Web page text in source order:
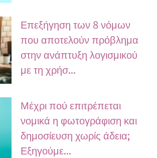
Επεξήγηση των 8 νόμων
που αποτελούν πρόβλημα
στην ανάπτυξη λογισμικού
με τη χρήσ...
Μέχρι πού επιτρέπεται
νομικά η φωτογράφιση και
δημοσίευση χωρίς άδεια;
Εξηγούμε...